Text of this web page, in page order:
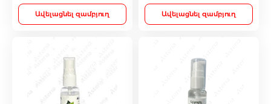
Ավելացնել զամբյուղ Ավելացնել զամբյուղ